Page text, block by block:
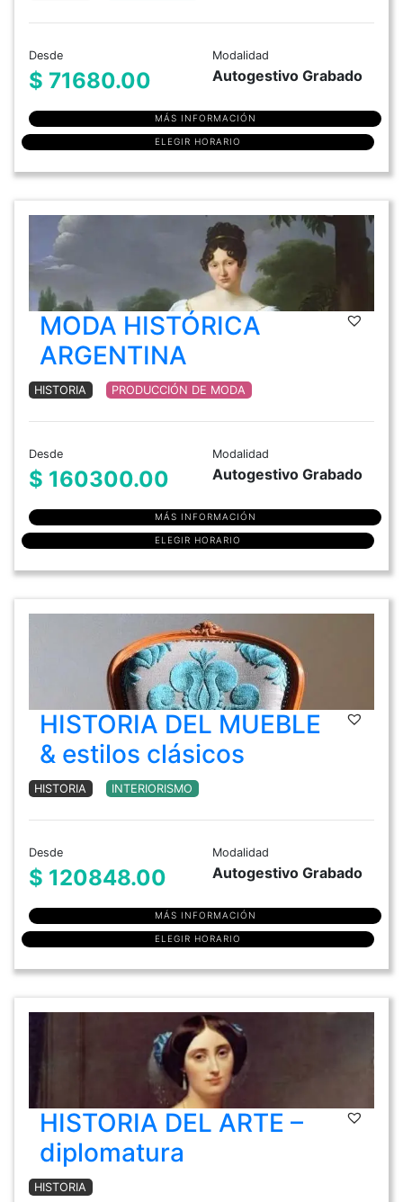
Desde
$ 71680.00
Modalidad
Autogestivo Grabado
MÁS INFORMACIÓN
ELEGIR HORARIO
MODA HISTÓRICA
ARGENTINA
HISTORIA PRODUCCIÓN DE MODA
Desde
$ 160300.00
Modalidad
Autogestivo Grabado
MÁS INFORMACIÓN
ELEGIR HORARIO
HISTORIA DEL MUEBLE
& estilos clásicos
HISTORIA INTERIORISMO
Desde
$ 120848.00
Modalidad
Autogestivo Grabado
MÁS INFORMACIÓN
ELEGIR HORARIO
HISTORIA DEL ARTE –
diplomatura
HISTORIA